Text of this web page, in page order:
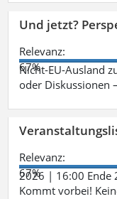
Und jetzt?
Relevanz:
67%
Nicht-EU-Ausland
oder Diskussionen
Relevanz:
67%
2026 | 16:00 Ende
Kommt vorbei!